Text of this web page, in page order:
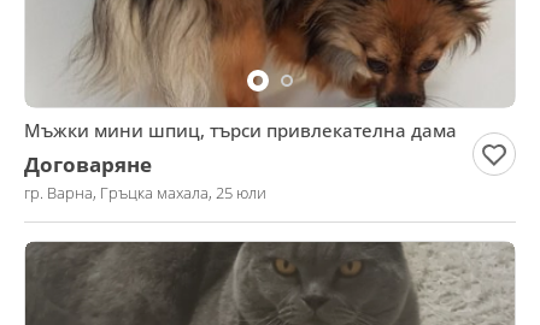
Мъжки мини шпиц, търси привлекателна дама
Договаряне
гр. Варна, Гръцка махала, 25 юли